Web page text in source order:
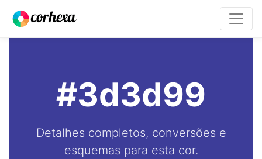
#3d3d99
Detalhes completos, conversões e
esquemas para esta cor.